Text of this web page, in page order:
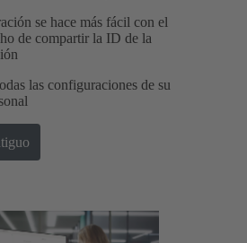
se hace más fácil con el
de compartir la ID de la
las configuraciones de su